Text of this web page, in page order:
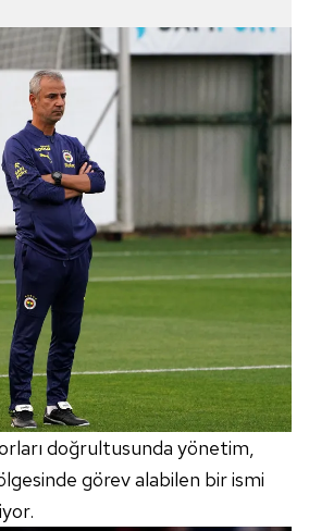
doğrultusunda yönetim,
görev alabilen bir ismi